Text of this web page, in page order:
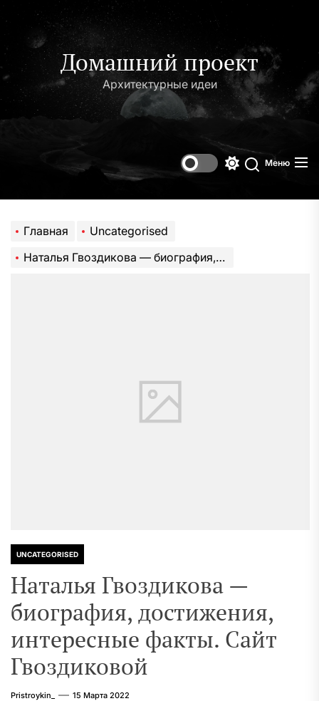
содержимому
Домашний проект
Архитектурные идеи
Поиск
Меню
Главная
Uncategorised
Наталья Гвоздикова — биография, достижения, интересные факты. Сайт Гвоздиковой
UNCATEGORISED
Наталья Гвоздикова —
биография, достижения,
интересные факты. Сайт
Гвоздиковой
Pristroykin_ 15 Марта 2022